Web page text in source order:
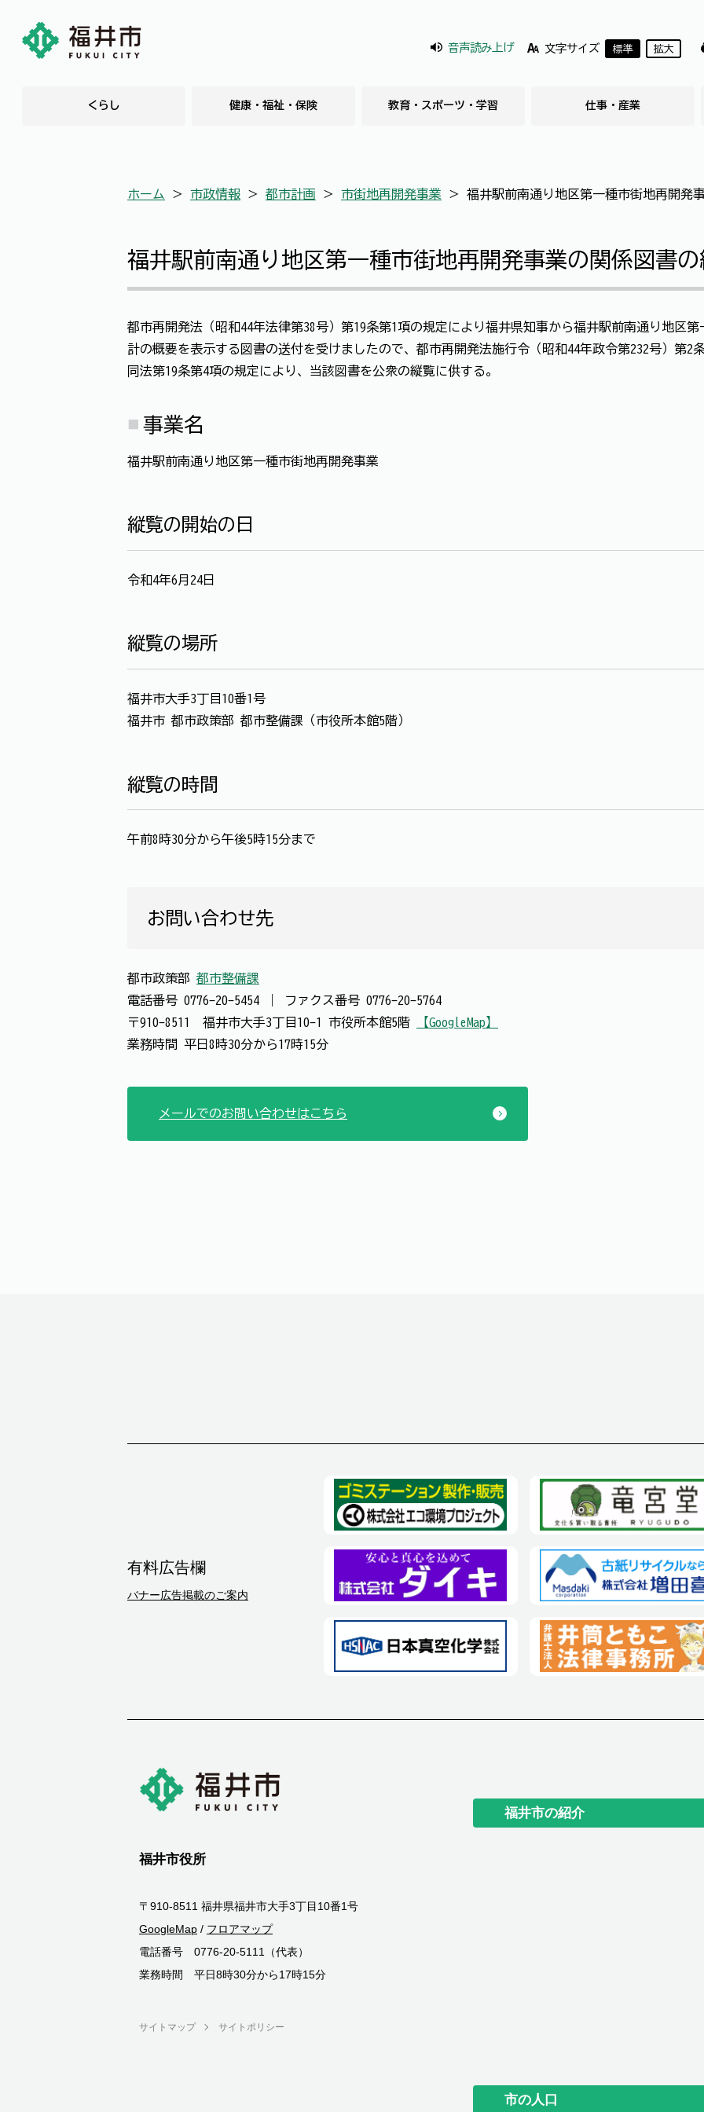
音声読み上げ 文字サイズ 標準 拡大
くらし 健康・福祉・保険 教育・スポーツ・学習 仕事・産業
ホーム ＞ 市政情報 ＞ 都市計画 ＞ 市街地再開発事業 ＞ 福井駅前南通り地区第一種市街地再開発
福井駅前南通り地区第一種市街地再開発事業の関係図書の
都市再開発法（昭和44年法律第38号）第19条第1項の規定により福井県知事から福井駅前南通り地区
計の概要を表示する図書の送付を受けましたので、都市再開発法施行令（昭和44年政令第232号）第2
同法第19条第4項の規定により、当該図書を公衆の縦覧に供する。
事業名
福井駅前南通り地区第一種市街地再開発事業
縦覧の開始の日
令和4年6月24日
縦覧の場所
福井市大手3丁目10番1号
福井市 都市政策部 都市整備課（市役所本館5階）
縦覧の時間
午前8時30分から午後5時15分まで
お問い合わせ先
都市政策部 都市整備課
電話番号 0776-20-5454 ファクス番号 0776-20-5764
〒910-8511 福井市大手3丁目10-1 市役所本館5階
【GoogleMap】
業務時間 平日8時30分から17時15分
メールでのお問い合わせはこちら
有料広告欄
バナー広告掲載のご案内
福井市役所
〒910-8511 福井県福井市大手3丁目10番1号
GoogleMap / フロアマップ
電話番号 0776-20-5111（代表）
業務時間 平日8時30分から17時15分
サイトマップ サイトポリシー
福井市の紹介
市の人口